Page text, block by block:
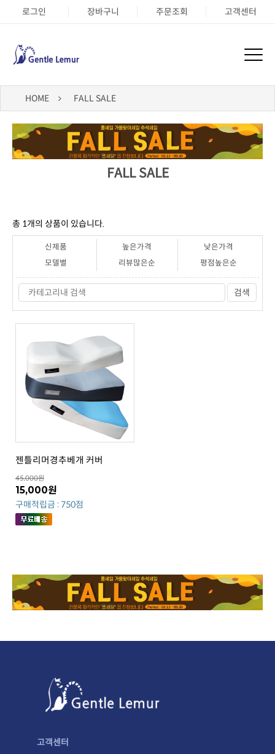
로그인 장바구니 주문조회 고객센터
HOME FALL SALE
FALL SALE
총 1개의 상품이 있습니다.
신제품 높은가격
낮은가격
모델별
리뷰많은순 평점높은순
검색
젠틀리머경추베개 커버
45,000원
15,000원
구매적립금 : 750점
고객센터